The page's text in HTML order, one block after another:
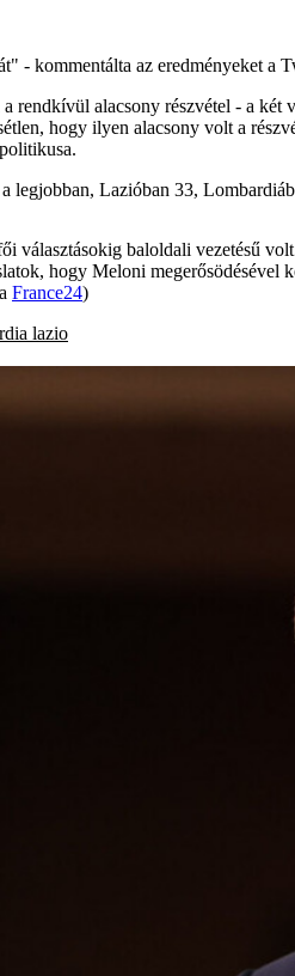
- kommentálta az eredményeket a
alacsony részvétel - a két
hogy ilyen alacsony volt a
Lazióban 33,
választásokig baloldali vezetésű
hogy Meloni
France24)
lazio